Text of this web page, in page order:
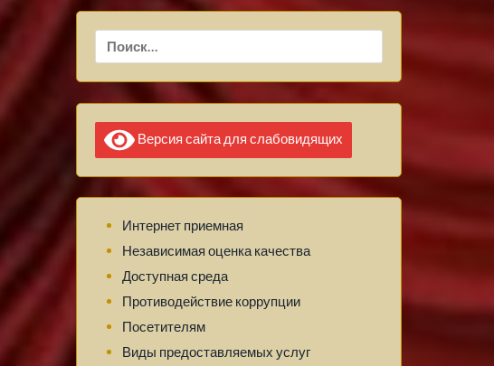
Найти:
Версия сайта для слабовидящих
Интернет приемная
Независимая оценка качества
Доступная среда
Противодействие коррупции
Посетителям
Виды предоставляемых услуг